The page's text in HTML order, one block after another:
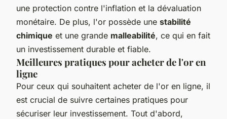
une protection contre l'inflation et la dévaluation
monétaire. De plus, l'or possède une stabilité
chimique et une grande malleabilité, ce qui en fait
un investissement durable et fiable.
Meilleures pratiques pour acheter de l'or en
ligne
Pour ceux qui souhaitent acheter de l'or en ligne, il
est crucial de suivre certaines pratiques pour
sécuriser leur investissement. Tout d'abord,